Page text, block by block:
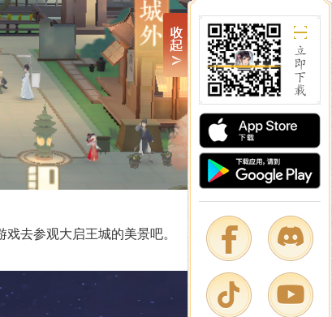
去参观大启王城的美景吧。